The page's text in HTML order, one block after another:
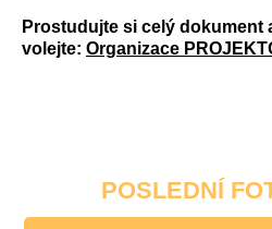
Prostudujte si celý dokument
volejte: Organizace
POSLEDNÍ